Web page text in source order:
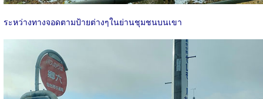
ระหว่างทางจอดตามป้ายต่างๆในย่านชุมชนบนเขา